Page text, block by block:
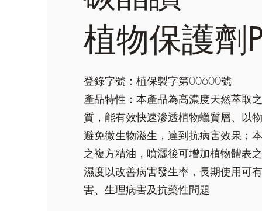
植物保護劑
登錄字號：植保製字第00600號
產品特性：本產品為高濃度天然萃取
質，能有效快速滲透植物蠟質層、以
避免微生物滋生，達到抗病害效果；
之複方精油，噴灑後可增加植物體表
濕度以改善病害發生率，長期使用可
害、生理病害及抗藥性問題